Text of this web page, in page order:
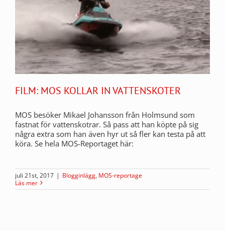
FILM: MOS KOLLAR IN VATTENSKOTER
MOS besöker Mikael Johansson från Holmsund som
fastnat för vattenskotrar. Så pass att han köpte på sig
några extra som han även hyr ut så fler kan testa på att
köra. Se hela MOS-Reportaget här:
juli 21st, 2017 | Blogginlägg, MOS-reportage
Läs mer